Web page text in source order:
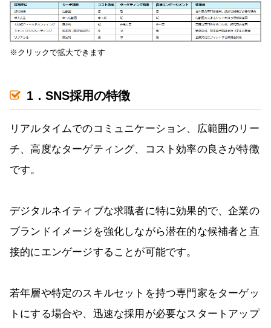
※クリックで拡大できます
1．SNS採用の特徴
リアルタイムでのコミュニケーション、広範囲のリー
チ、高度なターゲティング、コスト効率の良さが特徴
です。
デジタルネイティブな求職者に特に効果的で、企業の
ブランドイメージを強化しながら潜在的な候補者と直
接的にエンゲージすることが可能です。
若年層や特定のスキルセットを持つ専門家をターゲッ
トにする場合や、迅速な採用が必要なスタートアップ